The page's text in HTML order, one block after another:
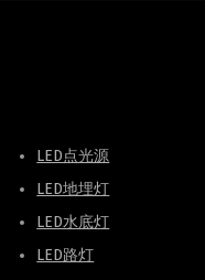
LED点光源
LED地埋灯
LED水底灯
LED路灯